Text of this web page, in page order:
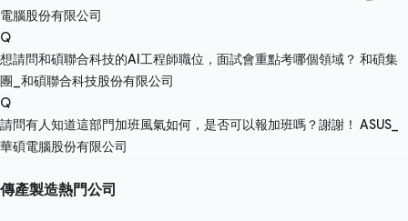
電腦股份有限公司
Q
想請問和碩聯合科技的AI工程師職位，面試會重點考哪個領域？ 和碩集
團_和碩聯合科技股份有限公司
Q
請問有人知道這部門加班風氣如何，是否可以報加班嗎？謝謝！ ASUS_
華碩電腦股份有限公司
傳產製造熱門公司